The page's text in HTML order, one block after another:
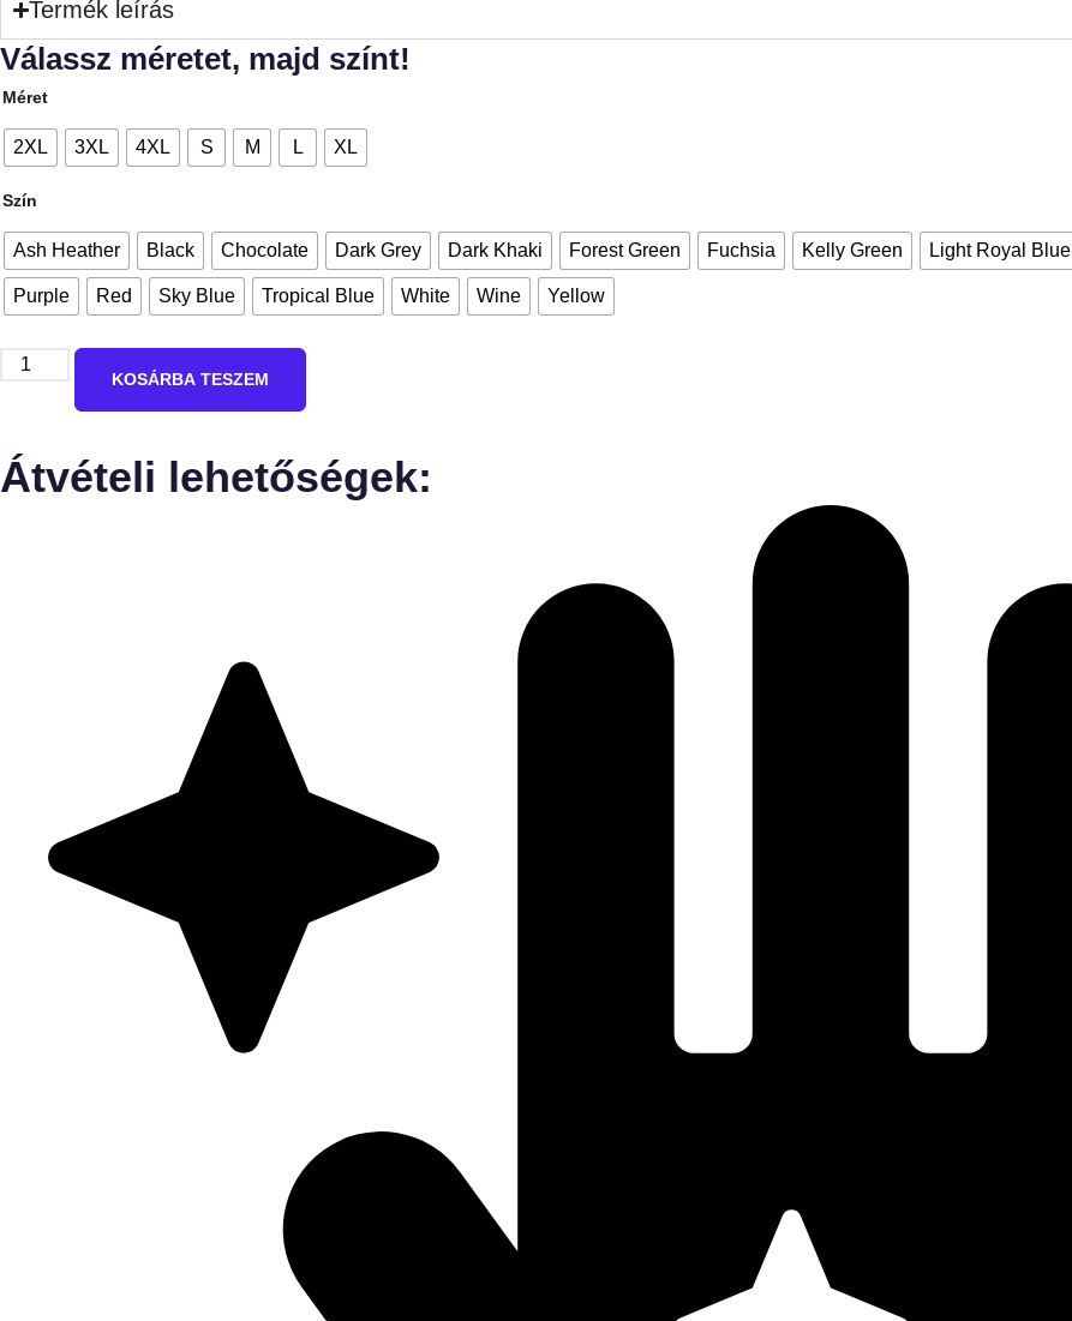
Termék leírás
Válassz méretet, majd színt!
Méret
2XL 3XL 4XL S M L XL
Szín
Ash Heather Black Chocolate Dark Grey Dark Khaki Forest Green Fuchsia Kelly Green Light Royal Blue
Purple Red Sky Blue Tropical Blue White Wine Yellow
KOSÁRBA TESZEM
Átvételi lehetőségek: